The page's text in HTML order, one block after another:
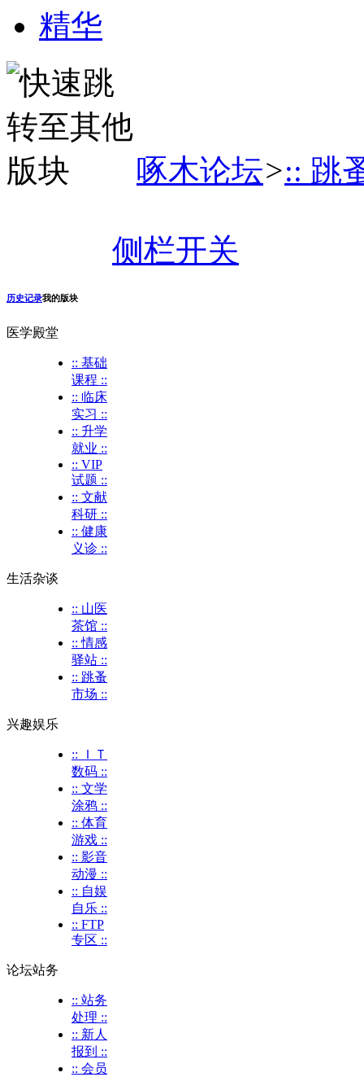
精华
啄木论坛>:: 跳
侧栏开关
历史记录我的版块
医学殿堂
:: 基础
课程 ::
:: 临床
实习 ::
:: 升学
就业 ::
:: VIP
试题 ::
:: 文献
科研 ::
:: 健康
义诊 ::
生活杂谈
:: 山医
茶馆 ::
:: 情感
驿站 ::
:: 跳蚤
市场 ::
兴趣娱乐
:: ＩＴ
数码 ::
:: 文学
涂鸦 ::
:: 体育
游戏 ::
:: 影音
动漫 ::
:: 自娱
自乐 ::
:: FTP
专区 ::
论坛站务
:: 站务
处理 ::
:: 新人
报到 ::
:: 会员